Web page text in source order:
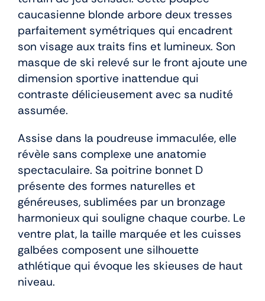
caucasienne blonde arbore deux tresses
parfaitement symétriques qui encadrent
son visage aux traits fins et lumineux. Son
masque de ski relevé sur le front ajoute une
dimension sportive inattendue qui
contraste délicieusement avec sa nudité
assumée.
Assise dans la poudreuse immaculée, elle
révèle sans complexe une anatomie
spectaculaire. Sa poitrine bonnet D
présente des formes naturelles et
généreuses, sublimées par un bronzage
harmonieux qui souligne chaque courbe. Le
ventre plat, la taille marquée et les cuisses
galbées composent une silhouette
athlétique qui évoque les skieuses de haut
niveau.